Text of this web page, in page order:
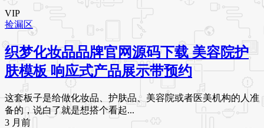
VIP
捡漏区
织梦化妆品品牌官网源码下载 美容院护
肤模板 响应式产品展示带预约
这套板子是给做化妆品、护肤品、美容院或者医美机构的人准
备的，说白了就是想搭个看起...
3 月前